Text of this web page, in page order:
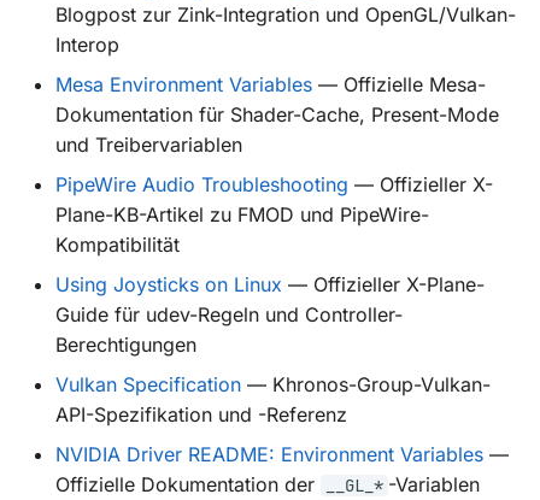
Blogpost zur Zink-Integration und OpenGL/Vulkan-
Interop
Mesa Environment Variables — Offizielle Mesa-
Dokumentation für Shader-Cache, Present-Mode
und Treibervariablen
PipeWire Audio Troubleshooting — Offizieller X-
Plane-KB-Artikel zu FMOD und PipeWire-
Kompatibilität
Using Joysticks on Linux — Offizieller X-Plane-
Guide für udev-Regeln und Controller-
Berechtigungen
Vulkan Specification — Khronos-Group-Vulkan-
API-Spezifikation und -Referenz
NVIDIA Driver README: Environment Variables —
Offizielle Dokumentation der
__GL_* -Variablen